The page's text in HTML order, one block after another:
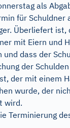
als
für Schuldner
Überliefert ist,
mit Eiern und
und dass der
der
der mit einem
wurde, der
wird.
Terminierung